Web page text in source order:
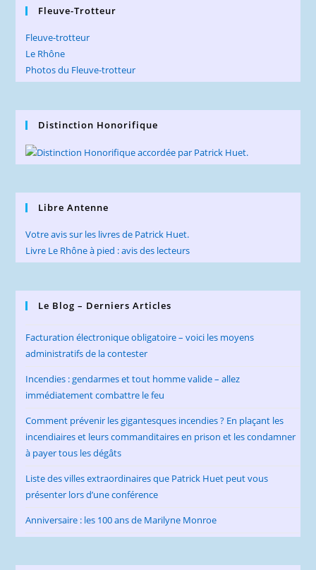
Fleuve-Trotteur
Fleuve-trotteur
Le Rhône
Photos du Fleuve-trotteur
Distinction Honorifique
Libre Antenne
Votre avis sur les livres de Patrick Huet.
Livre Le Rhône à pied : avis des lecteurs
Le Blog – Derniers Articles
Facturation électronique obligatoire – voici les moyens
administratifs de la contester
Incendies : gendarmes et tout homme valide – allez
immédiatement combattre le feu
Comment prévenir les gigantesques incendies ? En plaçant les
incendiaires et leurs commanditaires en prison et les condamner
à payer tous les dégâts
Liste des villes extraordinaires que Patrick Huet peut vous
présenter lors d’une conférence
Anniversaire : les 100 ans de Marilyne Monroe